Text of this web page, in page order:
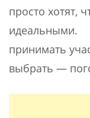
просто хотят,
принимать
выбрать —